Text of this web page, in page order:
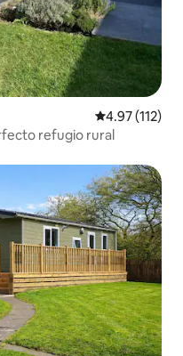
Calificación
4.97 (112)
refugio rural